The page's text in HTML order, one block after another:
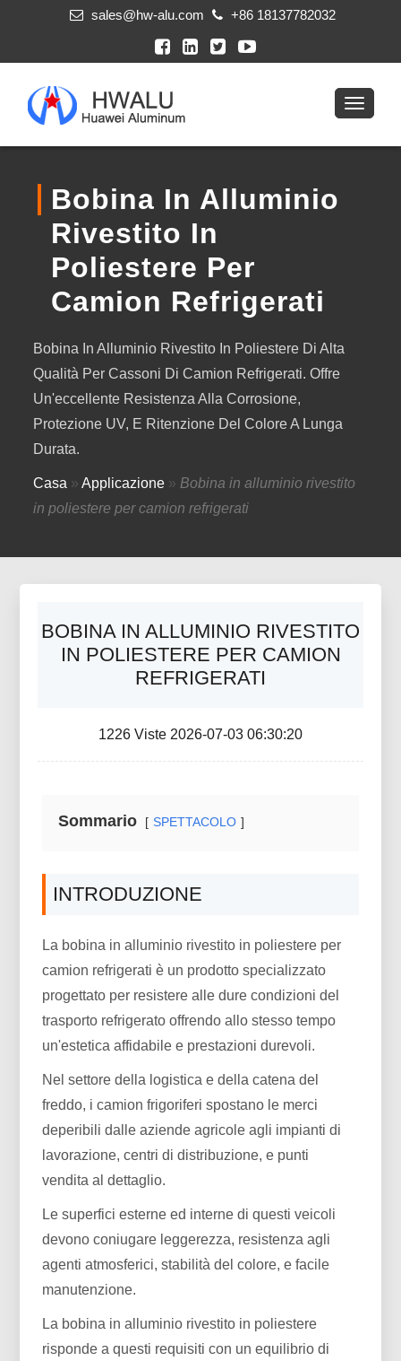
sales@hw-alu.com +86 18137782032
Bobina In Alluminio
Rivestito In
Poliestere Per
Camion Refrigerati
Bobina In Alluminio Rivestito In Poliestere Di Alta
Qualità Per Cassoni Di Camion Refrigerati. Offre
Un'eccellente Resistenza Alla Corrosione,
Protezione UV, E Ritenzione Del Colore A Lunga
Durata.
Casa »Applicazione » Bobina in alluminio rivestito
in poliestere per camion refrigerati
BOBINA IN ALLUMINIO RIVESTITO
IN POLIESTERE PER CAMION
REFRIGERATI
1226 Viste 2026-07-03 06:30:20
Sommario SPETTACOLO
INTRODUZIONE
La bobina in alluminio rivestito in poliestere per
camion refrigerati è un prodotto specializzato
progettato per resistere alle dure condizioni del
trasporto refrigerato offrendo allo stesso tempo
un'estetica affidabile e prestazioni durevoli.
Nel settore della logistica e della catena del
freddo, i camion frigoriferi spostano le merci
deperibili dalle aziende agricole agli impianti di
lavorazione, centri di distribuzione, e punti
vendita al dettaglio.
Le superfici esterne ed interne di questi veicoli
devono coniugare leggerezza, resistenza agli
agenti atmosferici, stabilità del colore, e facile
manutenzione.
La bobina in alluminio rivestito in poliestere
risponde a questi requisiti con un equilibrio di